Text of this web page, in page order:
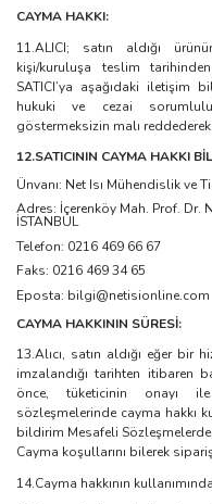
CAYMA HAKKI:
11.ALICI; satın aldığı
kişi/kuruluşa teslim
SATICI’ya aşağıdaki iletişim
hukuki ve cezai
göstermeksizin malı
12.SATICININ CAYMA HAKKI
Ünvanı: Net Isı Mühendislik ve
Adres: İçerenköy Mah. Prof. Dr.
İSTANBUL
Telefon: 0216 469 66 67
Faks: 0216 469 34 65
Eposta: bilgi@netisionline.com
CAYMA HAKKININ SÜRESİ:
13.Alıcı, satın aldığı eğer
imzalandığı tarihten itibaren
önce, tüketicinin onayı
sözleşmelerinde cayma hakkı
bildirim Mesafeli
Cayma koşullarını bilerek
14.Cayma hakkının